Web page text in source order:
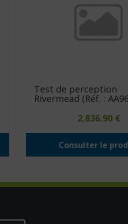
Test de perception
Rivermead (Réf. :
2,836.90 €
Consulter le